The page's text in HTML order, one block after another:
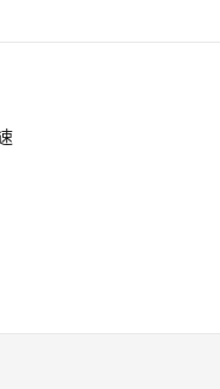
驱动控制（一）
号